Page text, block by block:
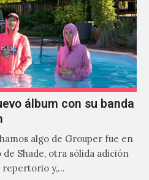
álbum con su banda
algo de Grouper fue en
Shade, otra sólida adición
repertorio y,…